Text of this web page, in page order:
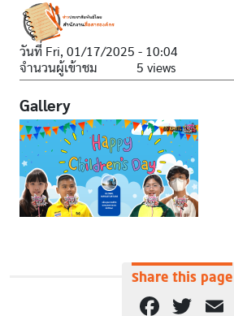
วันที่ Fri, 01/17/2025 - 10:04
จำนวนผู้เข้าชม
5 views
Gallery
Share this page
Facebook
Twitter